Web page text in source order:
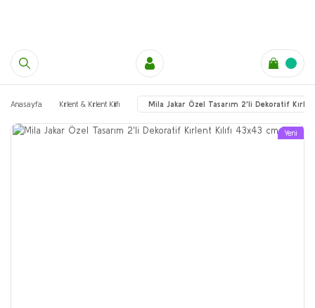
Anasayfa Kırlent & Kırlent Kılıfı Mila Jakar Özel Tasarım 2'li Dekoratif
Yeni